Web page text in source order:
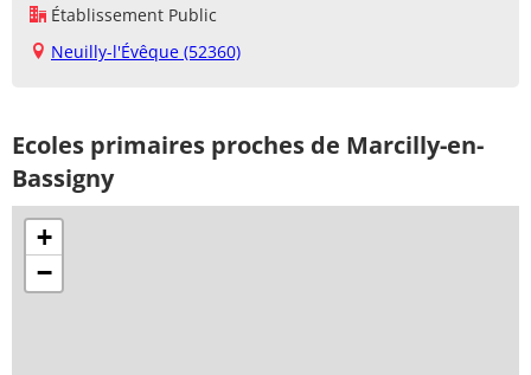
Établissement Public
Neuilly-l'Évêque (52360)
Ecoles primaires proches de Marcilly-en-
Bassigny
+
−